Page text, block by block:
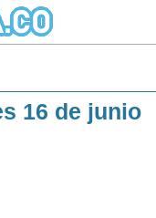
16 de junio